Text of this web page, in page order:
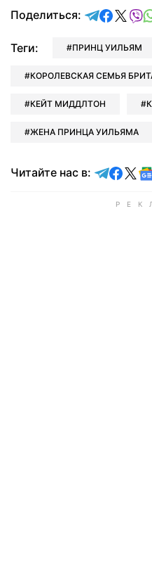
Поделиться:
Теги: ПРИНЦ УИЛЬЯМ
КОРОЛЕВСКАЯ СЕМЬЯ
КЕЙТ МИДДЛТОН
ЖЕНА ПРИНЦА УИЛЬЯМА
Читайте нас в: